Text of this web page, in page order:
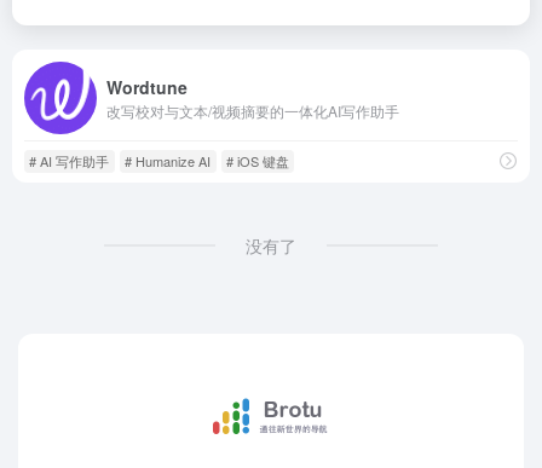
Wordtune
改写校对与文本/视频摘要的一体化AI写作助手
# AI 写作助手 # Humanize AI # iOS 键盘
没有了